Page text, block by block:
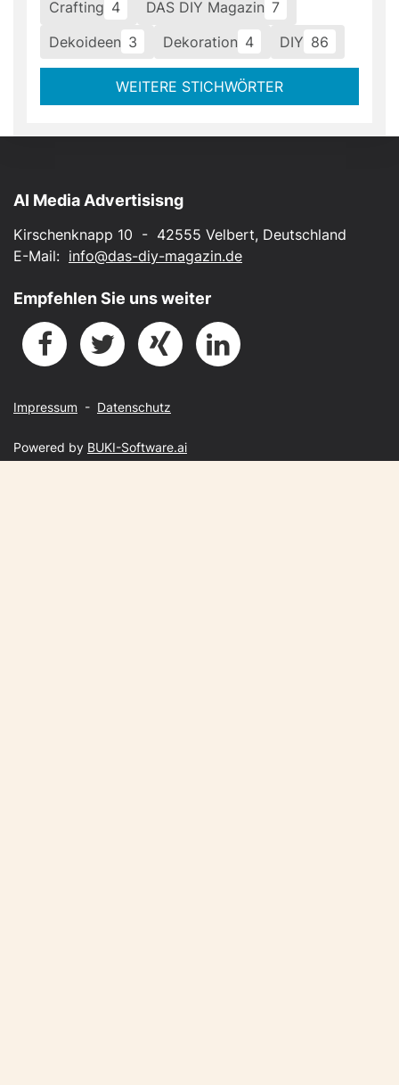
Crafting 4 DAS DIY Magazin 7
Dekoideen 3 Dekoration 4 DIY 86
WEITERE STICHWÖRTER
AI Media Advertisisng
Kirschenknapp 10 - 42555 Velbert, Deutschland
E-Mail: info@das-diy-magazin.de
Empfehlen Sie uns weiter
Impressum - Datenschutz
Powered by BUKI-Software.ai